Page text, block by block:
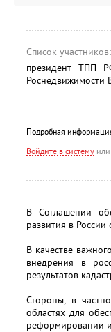
Список участников:
президент ТПП
Роснедвижимости
Подробная
Войдите в систему или
В Соглашении
развития в
В качестве
внедрения в
результатов
Стороны, в
областях для
реформировании